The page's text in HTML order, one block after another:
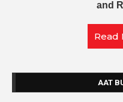
and
Read
AAT